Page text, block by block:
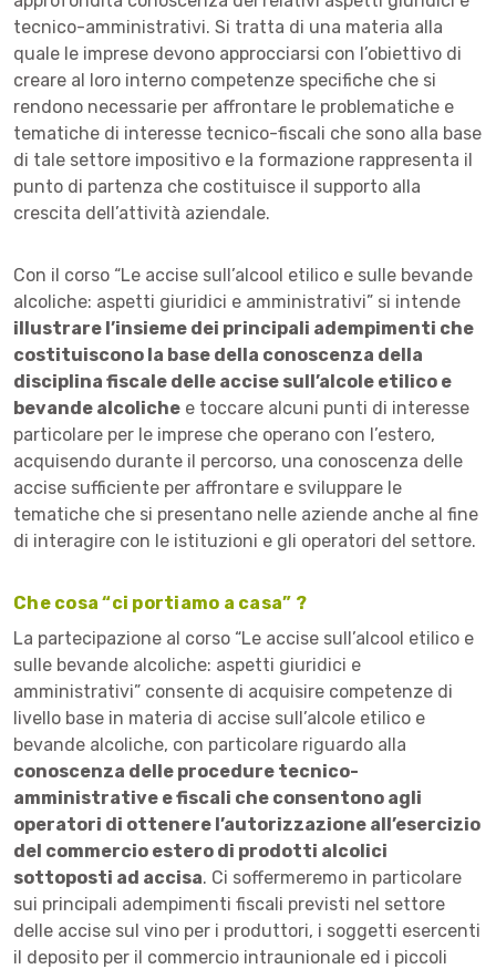
tecnico-amministrativi. Si tratta di una materia alla
quale le imprese devono approcciarsi con l’obiettivo di
creare al loro interno competenze specifiche che si
rendono necessarie per affrontare le problematiche e
tematiche di interesse tecnico-fiscali che sono alla base
di tale settore impositivo e la formazione rappresenta il
punto di partenza che costituisce il supporto alla
crescita dell’attività aziendale.
Con il corso “Le accise sull’alcool etilico e sulle bevande
alcoliche: aspetti giuridici e amministrativi” si intende
illustrare l’insieme dei principali adempimenti che
costituiscono la base della conoscenza della
disciplina fiscale delle accise sull’alcole etilico e
bevande alcoliche e toccare alcuni punti di interesse
particolare per le imprese che operano con l’estero,
acquisendo durante il percorso, una conoscenza delle
accise sufficiente per affrontare e sviluppare le
tematiche che si presentano nelle aziende anche al fine
di interagire con le istituzioni e gli operatori del settore.
Che cosa “ci portiamo a casa” ?
La partecipazione al corso “Le accise sull’alcool etilico e
sulle bevande alcoliche: aspetti giuridici e
amministrativi” consente di acquisire competenze di
livello base in materia di accise sull’alcole etilico e
bevande alcoliche, con particolare riguardo alla
conoscenza delle procedure tecnico-
amministrative e fiscali che consentono agli
operatori di ottenere l’autorizzazione all’esercizio
del commercio estero di prodotti alcolici
sottoposti ad accisa. Ci soffermeremo in particolare
sui principali adempimenti fiscali previsti nel settore
delle accise sul vino per i produttori, i soggetti esercenti
il deposito per il commercio intraunionale ed i piccoli